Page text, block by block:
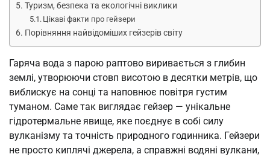
Туризм, безпека та екологічні виклики
Цікаві факти про гейзери
Порівняння найвідоміших гейзерів світу
Гаряча вода з парою раптово виривається з глибин
землі, утворюючи стовп висотою в десятки метрів, що
виблискує на сонці та наповнює повітря густим
туманом. Саме так виглядає гейзер — унікальне
гідротермальне явище, яке поєднує в собі силу
вулканізму та точність природного годинника. Гейзери
не просто киплячі джерела, а справжні водяні вулкани,